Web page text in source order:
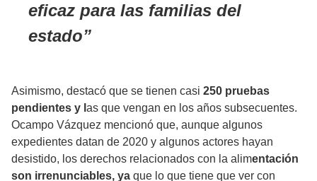
eficaz para las familias del
estado
Asimismo, destacó que se tienen casi 250 pruebas
pendientes y l as que vengan en los años subsecuentes.
Ocampo Vázquez mencionó que, aunque algunos
expedientes datan de 2020 y algunos actores hayan
desistido, los derechos relacionados con la alimentación
son irrenunciables, ya que lo que tiene que ver con